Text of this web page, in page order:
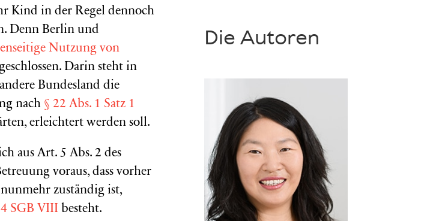
Kind in der Regel dennoch
Denn Berlin und
Nutzung von
geschlossen. Darin steht in
Bundesland die
nach § 22 Abs. 1 Satz 1
erleichtert werden soll.
aus Art. 5 Abs. 2 des
voraus, dass vorher
zuständig ist,
SGB VIII besteht.
Die Autoren